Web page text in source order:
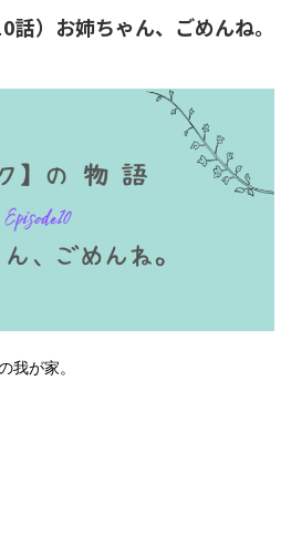
話）お姉ちゃん、ごめんね。
我が家。